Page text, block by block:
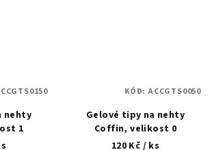
nehty
1
Gelové tipy na nehty
Coffin, velikost 0
120 Kč / ks
KÓD: ACCGTS0050